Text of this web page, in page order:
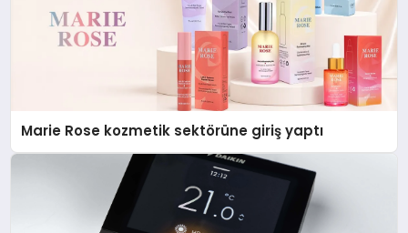
Marie Rose kozmetik sektörüne giriş yaptı